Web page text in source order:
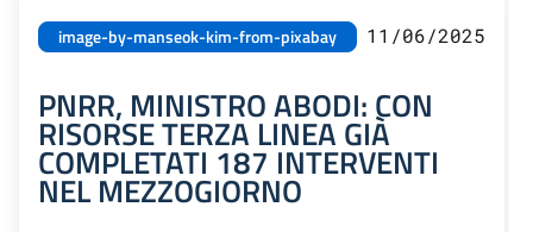
image-by-manseok-kim-from-pixabay 11/06/2025
PNRR, MINISTRO ABODI: CON
RISORSE TERZA LINEA GIÀ
COMPLETATI 187 INTERVENTI
NEL MEZZOGIORNO